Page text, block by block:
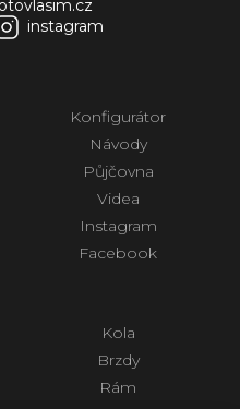
instagram
Konfigurátor
Návody
Půjčovna
Videa
Instagram
Facebook
Kola
Brzdy
Rám